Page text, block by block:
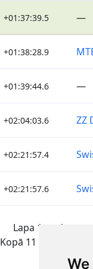
+01:37:39.5 —
+01:38:28.9
+01:39:44.6 —
+02:04:03.6 ZZ
+02:21:57.4
+02:21:57.6
Lapa 1 no 1
Kopā 11 Rezultāti